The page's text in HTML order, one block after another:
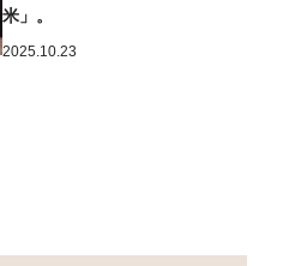
米」。
2025.10.23